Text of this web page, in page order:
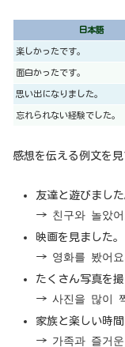
日本語
楽しかったです。
面白かったです。
思い出になりました。
忘れられない経験でした。
感想を伝える例文を見
友達と遊びまし
→ 친구와 놀았
映画を見ました
→ 영화를 봤어
たくさん写真を
→ 사진을 많이
家族と楽しい時
→ 가족과 즐거